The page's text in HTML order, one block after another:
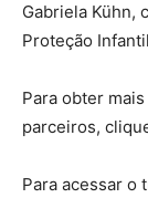
Gabriela Kühn,
Proteção
Para obter
parceiros,
Para acessar o